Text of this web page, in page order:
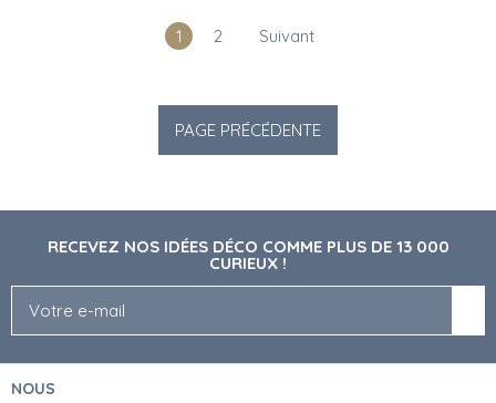
1 2 Suivant
RECEVEZ NOS IDÉES DÉCO COMME PLUS DE 13 000
CURIEUX !
NOUS